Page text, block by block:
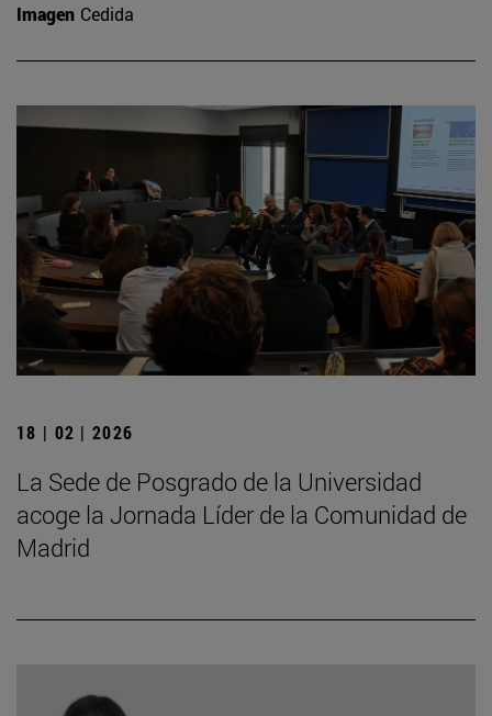
Imagen Cedida
18 | 02 | 2026
La Sede de Posgrado de la Universidad
acoge la Jornada Líder de la Comunidad de
Madrid